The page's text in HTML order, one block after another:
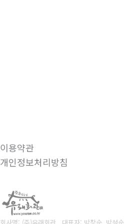
이용약관
개인정보처리방침